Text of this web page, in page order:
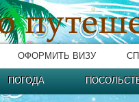
ОФОРМИТЬ ВИЗУ
ПОГОДА